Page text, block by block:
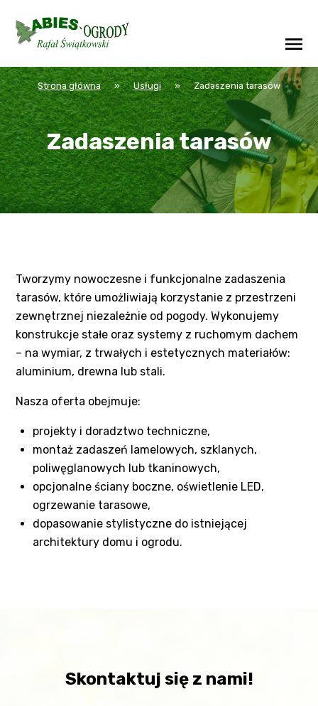
Strona główna » Usługi » Zadaszenia tarasów
Zadaszenia tarasów
Tworzymy nowoczesne i funkcjonalne zadaszenia
tarasów, które umożliwiają korzystanie z przestrzeni
zewnętrznej niezależnie od pogody. Wykonujemy
konstrukcje stałe oraz systemy z ruchomym dachem
– na wymiar, z trwałych i estetycznych materiałów:
aluminium, drewna lub stali.
Nasza oferta obejmuje:
projekty i doradztwo techniczne,
montaż zadaszeń lamelowych, szklanych,
poliwęglanowych lub tkaninowych,
opcjonalne ściany boczne, oświetlenie LED,
ogrzewanie tarasowe,
dopasowanie stylistyczne do istniejącej
architektury domu i ogrodu.
Skontaktuj się z nami!